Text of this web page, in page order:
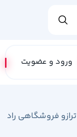
ورود و عضویت
ترازو فروشگاهی